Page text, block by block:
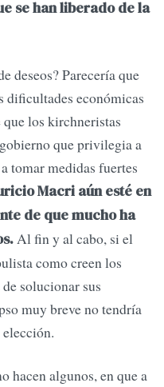
se han liberado de la
deseos? Parecería que
dificultades económicas
los kirchneristas
que privilegia a
tomar medidas fuertes
Macri aún esté en
de que mucho ha
Al fin y al cabo, si el
como creen los
solucionar sus
muy breve no tendría
hacen algunos, en que a